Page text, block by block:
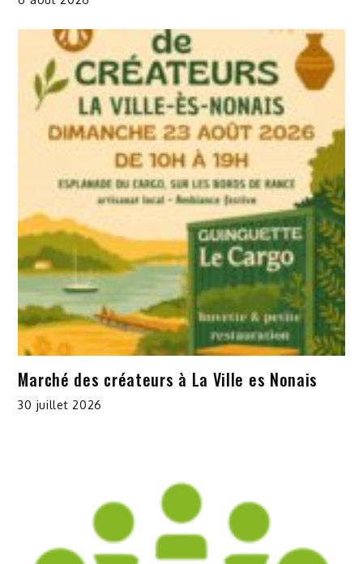
Marché des créateurs à La Ville es Nonais
30 juillet 2026